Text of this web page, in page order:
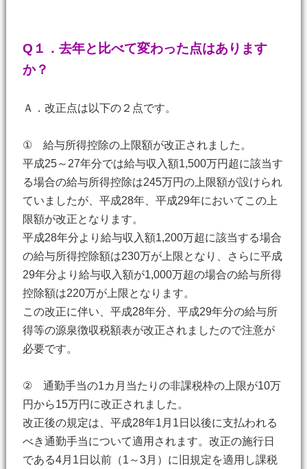
Q１．去年と比べて変わった点はあります
か？
Ａ．改正点は以下の２点です。
① 給与所得控除の上限額が改正されました。
平成25～27年分では給与収入額1,500万円超に該当す
る場合の給与所得控除は245万円の上限額が設けられ
ていましたが、平成28年、平成29年においてこの上
限額が改正となります。
平成28年分より給与収入額1,200万超に該当する場合
の給与所得控除額は230万が上限となり、さらに平成
29年分より給与収入額が1,000万超の場合の給与所得
控除額は220万が上限となります。
この改正に伴い、平成28年分、平成29年分の給与所
得等の源泉徴収税額表が改正されましたので注意が
必要です。
② 通勤手当の1カ月当たりの非課税枠の上限が10万
円から15万円に改正されました。
改正後の規定は、平成28年1月1日以後に支払われる
べき通勤手当について適用されます。改正の施行日
である4月1日以前（1～3月）に旧規定を適用し課税